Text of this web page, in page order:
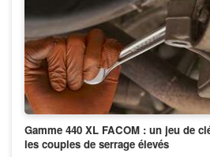
Gamme 440 XL FACOM : un jeu de
les couples de serrage élevés